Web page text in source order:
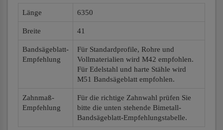
Länge 6350
Breite 41
Bandsägeblatt-
Empfehlung
Für Standardprofile, Rohre und
Vollmaterialien wird M42 empfohlen.
Für Edelstahl und harte Stähle wird
M51 Bandsägeblatt empfohlen.
Zahnmaß-
Empfehlung
Für die richtige Zahnwahl prüfen Sie
bitte die unten stehende Bimetall-
Bandsägeblatt-Empfehlungstabelle.